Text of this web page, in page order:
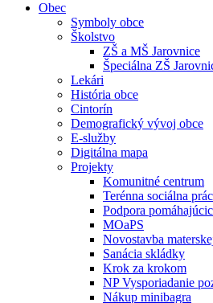
Obec
Symboly obce
Školstvo
ZŠ a MŠ Jarovnice
Špeciálna ZŠ
Lekári
História obce
Cintorín
Demografický vývoj obce
E-služby
Digitálna mapa
Projekty
Komunitné centrum
Terénna sociálna
Podpora
MOaPS
Novostavba
Sanácia skládky
Krok za krokom
NP Vysporiadanie
Nákup minibagra